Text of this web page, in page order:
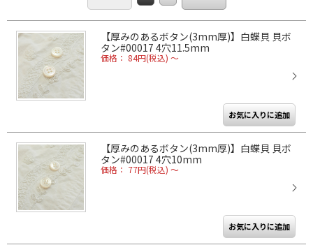
【厚みのあるボタン(3mm厚)】白蝶貝 貝ボ
タン#00017 4穴11.5mm
価格： 84円(税込) ～
【厚みのあるボタン(3mm厚)】白蝶貝 貝ボ
タン#00017 4穴10mm
価格： 77円(税込) ～